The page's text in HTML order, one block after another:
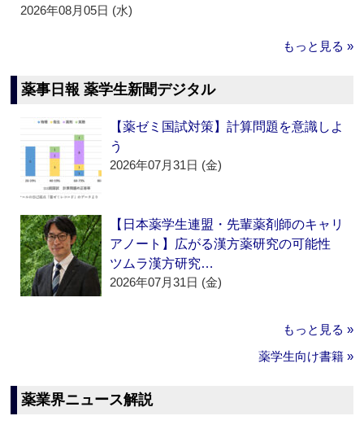
2026年08月05日 (水)
もっと見る »
薬事日報 薬学生新聞デジタル
【薬ゼミ国試対策】計算問題を意識しよ
う
2026年07月31日 (金)
【日本薬学生連盟・先輩薬剤師のキャリ
アノート】広がる漢方薬研究の可能性
ツムラ漢方研究…
2026年07月31日 (金)
もっと見る »
薬学生向け書籍 »
薬業界ニュース解説